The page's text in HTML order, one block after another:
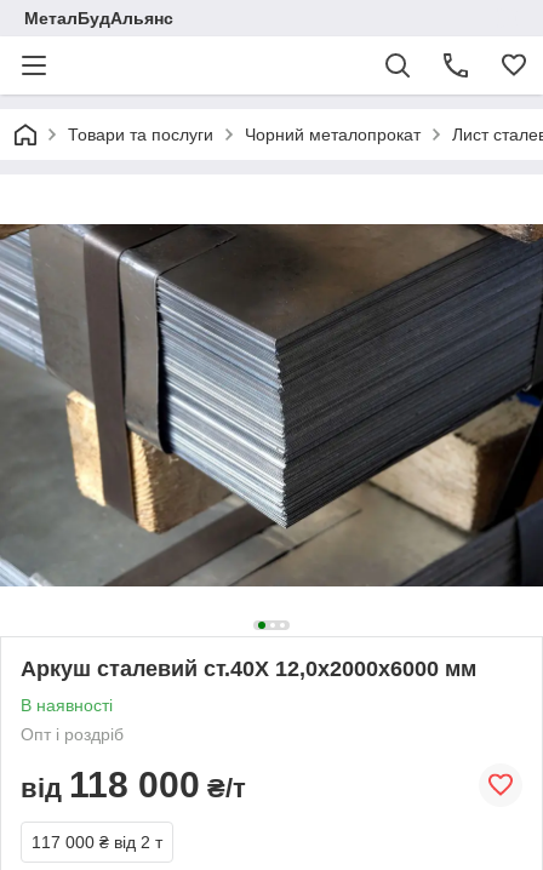
МеталБудАльянс
Товари та послуги Чорний металопрокат Лист
Аркуш сталевий ст.40Х 12,0х2000х6000 мм
В наявності
Опт і роздріб
від 118 000 ₴/т
117 000 ₴ від 2 т